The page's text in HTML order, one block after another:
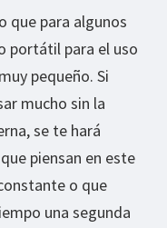
que para algunos
portátil para el uso
pequeño. Si
mucho sin la
se te hará
piensan en este
o que
una segunda